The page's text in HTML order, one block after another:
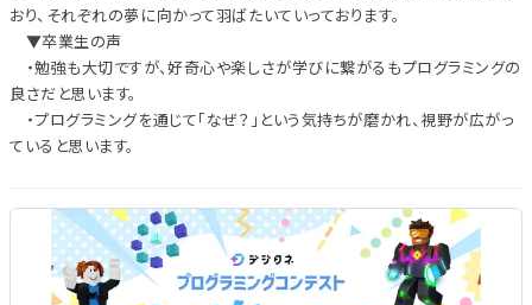
おり、それぞれの夢に向かって羽ばたいていっております。
▼卒業生の声
・勉強も大切ですが、好奇心や楽しさが学びに繋がるもプログラミングの
良さだと思います。
・プログラミングを通じて「なぜ？」という気持ちが磨かれ、視野が広がっ
ていると思います。